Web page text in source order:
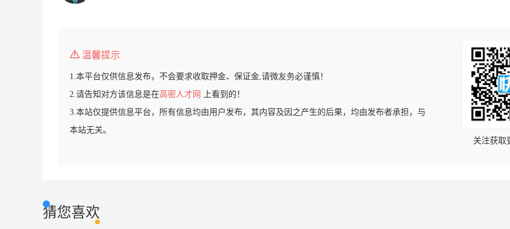
温馨提示
1.本平台仅供信息发布，不会要求收取押金、保证金,请微友务必谨慎！
2.请告知对方该信息是在高密人才网
上看到的！
3.本站仅提供信息平台，所有信息均由用户发布，其内容及因之产生的后果，均由发布者承担，与
本站无关。
关注获取
猜您喜欢